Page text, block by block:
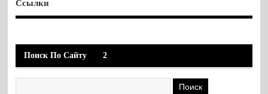
Ссылки
Поиск По Сайту 2